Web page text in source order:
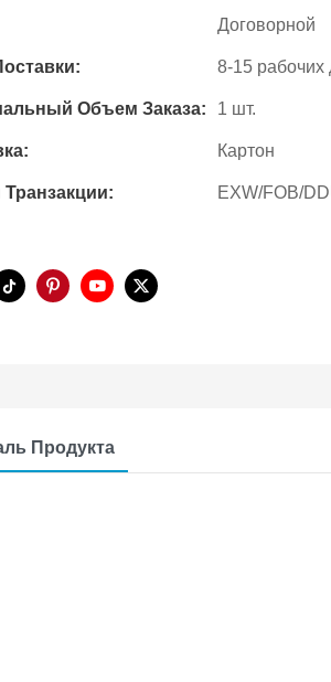
Договорной
8-15 рабочих
Объем Заказа: 1 шт.
Картон
EXW/FOB/
Продукта